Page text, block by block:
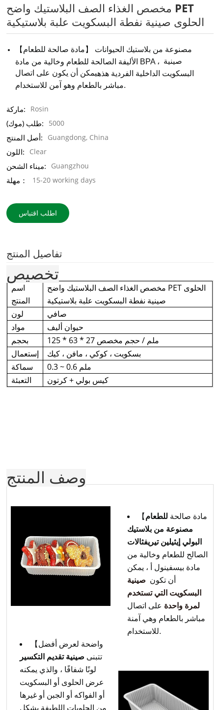
مخصص الغذاء الصف البلاستيك واضح PET
الحلوى صينية نفطة البسكويت علبة بلاستيكية
【مادة صالحة للطعام】 مصنوعة من بلاستيك الحيوانات
الأليفة الصالحة للطعام وخالية من مادة BPA ، صينية
البسكويت الداخلية الفردية هذهيمكن أن يكون على اتصال
ماركة: Rosin
طلب (موك): 5000
أصل المنتج: Guangdong, China
اللون: Clear
ميناء الشحن: Guangzhou
مهلة： 15-20 working days
اطلب اقتباس
تفاصيل المنتج
تخصيص
اسم
المنتج
مخصص الغذاء الصف البلاستيك واضح PET الحلوى
صينية نفطة البسكويت علبة بلاستيكية
لون
صافي
مواد
حيوان أليف
بحجم
125 * 63 * 27 ملم / حجم مخصص
إستعمال
بسكويت ، كوكي ، مافن ، كيك
سماكة
0.3 ~ 0.6 ملم
التعبئة
كيس بولي + كرتون
وصف المنتج
【مادة صالحة للطعام
مصنوعة من بلاستيك
البولي إيثيلين تيريفثالات
الصالح للطعام وخالية من
مادة بيسفينول أ ، يمكن
أن تكون صينية
البسكويت التي تستخدم
لمرة واحدة على اتصال
مباشر بالطعام وهي آمنة
للاستخدام.
【واضحة لعرض أفضل
تتبنى صينية تقديم التكسير
لونًا شفافًا ، والذي يمكنه
عرض الحلوى أو البسكويت
أو الفواكه أو الجبن أو غيرها
من الحلويات اللطيفة بشكل